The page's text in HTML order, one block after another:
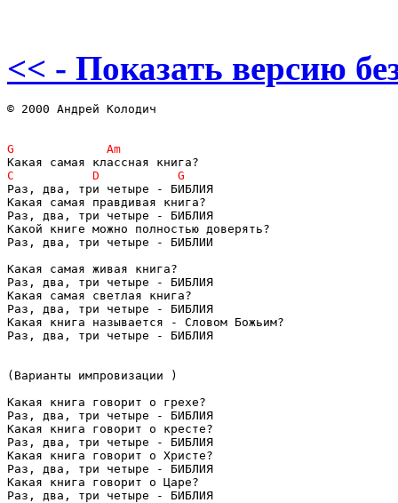
<< - Показать версию
© 2000 Андрей Колодич
Раз, два, три четыре - БИБЛИЯ
Какая самая правдивая книга?
Раз, два, три четыре - БИБЛИЯ
Какой книге можно полностью доверять?
Раз, два, три четыре - БИБЛИИ
Какая самая живая книга?
Раз, два, три четыре - БИБЛИЯ
Какая самая светлая книга?
Раз, два, три четыре - БИБЛИЯ
Какая книга называется - Словом Божьим?
Раз, два, три четыре - БИБЛИЯ
(Варианты импровизации )
Какая книга говорит о грехе?
Раз, два, три четыре - БИБЛИЯ
Какая книга говорит о кресте?
Раз, два, три четыре - БИБЛИЯ
Какая книга говорит о Христе?
Раз, два, три четыре - БИБЛИЯ
Какая книга говорит о Царе?
Раз, два, три четыре - БИБЛИЯ